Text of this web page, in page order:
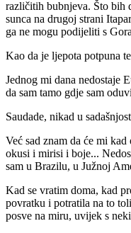
različitih bubnjeva. Što bih
sunca na drugoj strani
ga ne mogu podijeliti s
Kao da je ljepota potpuna
Jednog mi dana nedostaje
da sam tamo gdje sam
Saudade, nikad u
Već sad znam da će mi
okusi i mirisi i boje...
sam u Brazilu, u Južnoj
Kad se vratim doma, kad
povratku i potratila na to
posve na miru, uvijek s